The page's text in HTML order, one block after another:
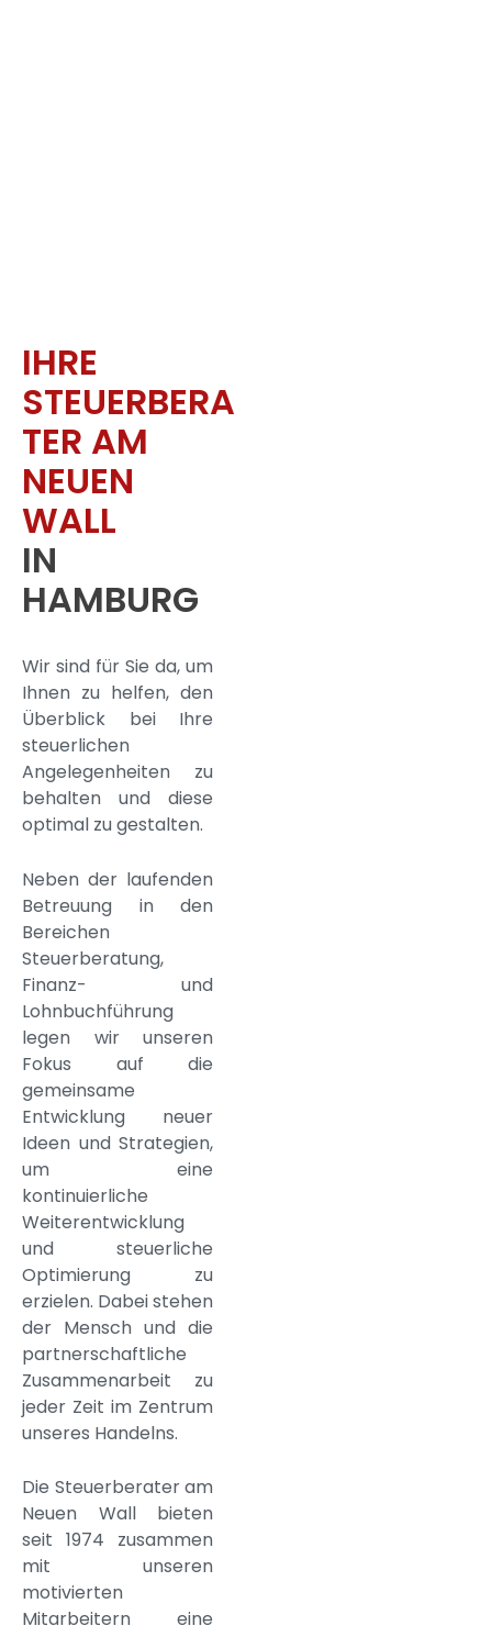
IHRE
STEUERBERA
TER AM
NEUEN
WALL
IN
HAMBURG
Wir sind für Sie da, um
Ihnen zu helfen, den
Überblick bei Ihre
steuerlichen
Angelegenheiten zu
behalten und diese
optimal zu gestalten.
Neben der laufenden
Betreuung in den
Bereichen
Steuerberatung,
Finanz- und
Lohnbuchführung
legen wir unseren
Fokus auf die
gemeinsame
Entwicklung neuer
Ideen und Strategien,
um eine
kontinuierliche
Weiterentwicklung
und steuerliche
Optimierung zu
erzielen. Dabei stehen
der Mensch und die
partnerschaftliche
Zusammenarbeit zu
jeder Zeit im Zentrum
unseres Handelns.
Die Steuerberater am
Neuen Wall bieten
seit 1974 zusammen
mit unseren
motivierten
Mitarbeitern eine